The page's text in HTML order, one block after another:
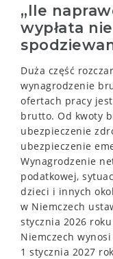
„Ile
wypłata
Duża część
wynagrodzenie
ofertach pracy
brutto. Od kwoty
ubezpieczenie
ubezpieczenie
Wynagrodzenie
podatkowej,
dzieci i innych
w Niemczech
stycznia 2026
Niemczech
1 stycznia 2027